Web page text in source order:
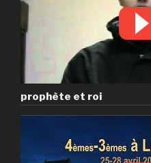
prophète et roi